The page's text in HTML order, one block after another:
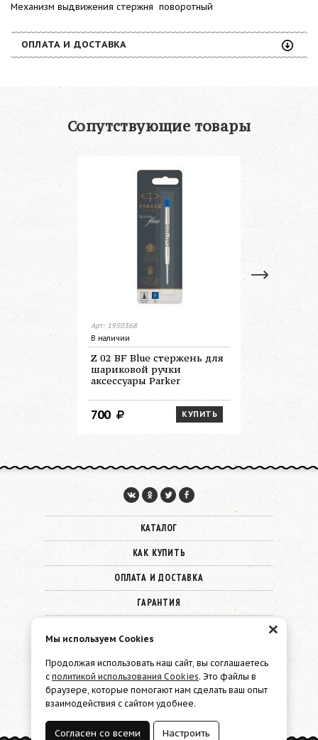
Механизм выдвижения стержня поворотный
ОПЛАТА И ДОСТАВКА
Сопутствующие товары
Арт: 1950368
В наличии
Z 02 BF Blue стержень для
шариковой ручки
аксессуары Parker
КУПИТЬ
700
В наличии
Z 02 BF
КАТАЛОГ
КАК КУПИТЬ
ОПЛАТА И ДОСТАВКА
ГАРАНТИЯ
Политика конфиденциальности
×
Мы используем Cookies
Продолжая использовать наш сайт, вы соглашаетесь
с политикой использования Cookies. Это файлы в
браузере, которые помогают нам сделать ваш опыт
взаимодействия с сайтом удобнее.
Согласен со всеми Настроить